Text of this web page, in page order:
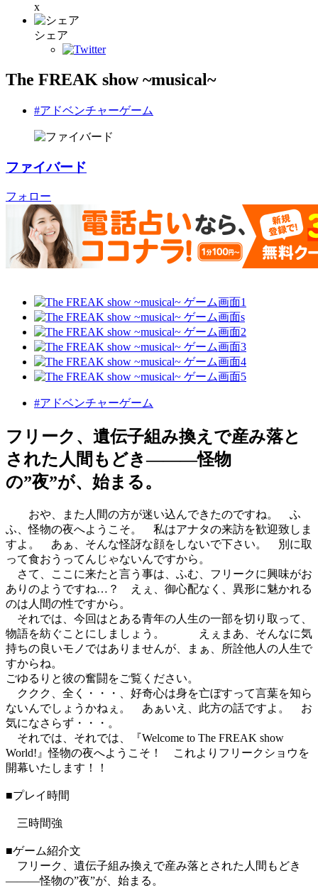
x
シェア
The FREAK show ~musical~
#アドベンチャーゲーム
ファイバード
フォロー
#アドベンチャーゲーム
フリーク、遺伝子組み換えで産み落と
された人間もどき―――怪物
の”夜”が、始まる。
おや、また人間の方が迷い込んできたのですね。 ふ
ふ、怪物の夜へようこそ。 私はアナタの来訪を歓迎致しま
すよ。 あぁ、そんな怪訝な顔をしないで下さい。 別に取
って食おうってんじゃないんですから。
さて、ここに来たと言う事は、ふむ、フリークに興味がお
ありのようですね…？ えぇ、御心配なく、異形に魅かれる
のは人間の性ですから。
それでは、今回はとある青年の人生の一部を切り取って、
物語を紡ぐことにしましょう。 えぇまあ、そんなに気
持ちの良いモノではありませんが、まぁ、所詮他人の人生で
すからね。
ごゆるりと彼の奮闘をご覧ください。
ククク、全く・・・、好奇心は身を亡ぼすって言葉を知ら
ないんでしょうかねぇ。 あぁいえ、此方の話ですよ。 お
気になさらず・・・。
それでは、それでは、『Welcome to The FREAK show
World!』怪物の夜へようこそ！ これよりフリークショウを
開幕いたします！！
■プレイ時間
三時間強
■ゲーム紹介文
フリーク、遺伝子組み換えで産み落とされた人間もどき
―――怪物の”夜”が、始まる。